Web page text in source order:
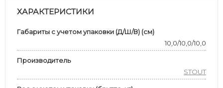
ХАРАКТЕРИСТИКИ
Габариты с учетом упаковки (Д/Ш/В) (см)
10,0/10,0/10,0
Производитель
STOUT